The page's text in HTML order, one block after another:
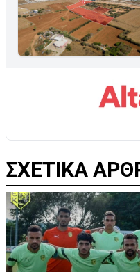
ΣΧΕΤΙΚΑ